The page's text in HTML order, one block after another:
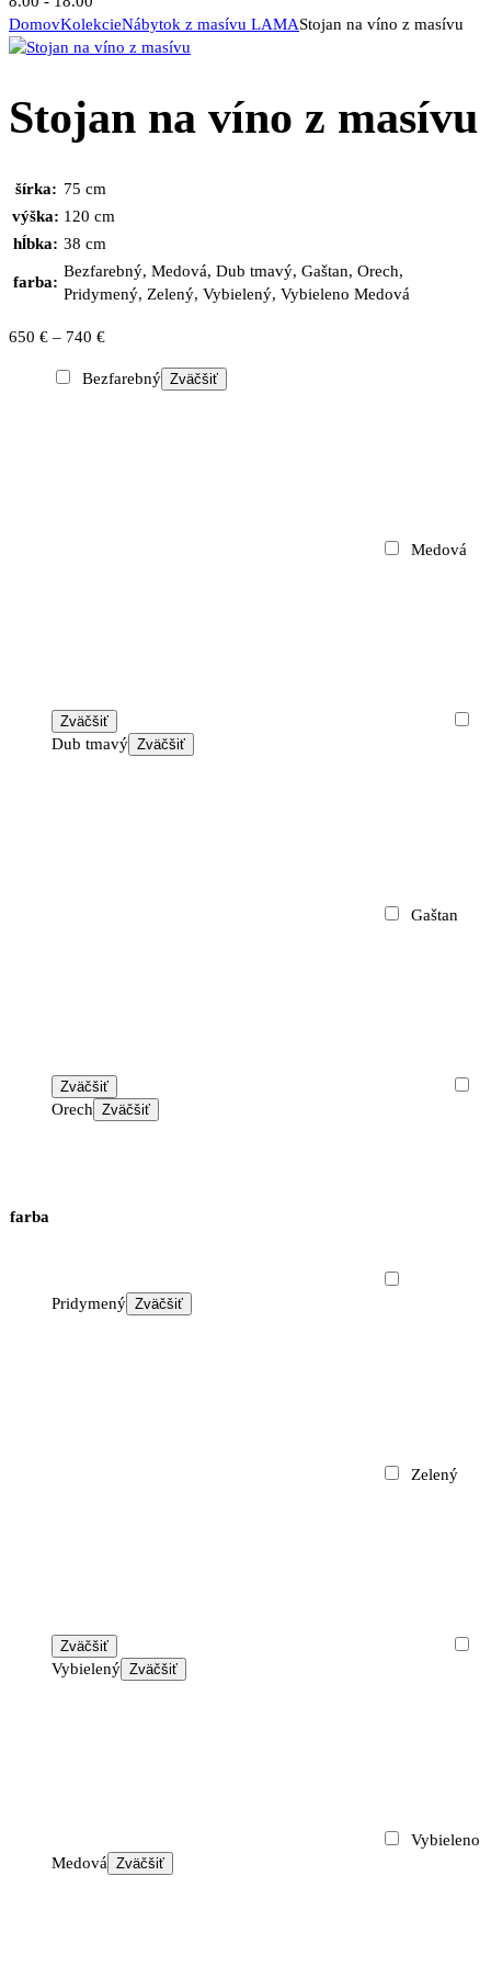
DomovKolekcieNábytok z masívu LAMAStojan na víno z masívu
Stojan na víno z masívu
šírka: 75 cm
výška: 120 cm
hĺbka: 38 cm
farba:
Bezfarebný, Medová, Dub tmavý, Gaštan, Orech,
Pridymený, Zelený, Vybielený, Vybieleno Medová
650 € – 740 €Price
650 €
farba
Bezfarebný Zväčšiť
Medová
Zväčšiť
Dub tmavý Zväčšiť
Gaštan
Zväčšiť
Orech Zväčšiť
Pridymený Zväčšiť
Zelený
Zväčšiť
Vybielený Zväčšiť
Vybieleno
Medová Zväčšiť